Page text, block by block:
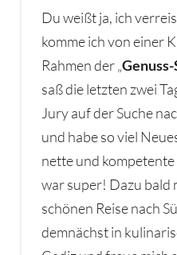
Du weißt ja, ich
komme ich von einer
Rahmen der „
saß die letzten zwei
Jury auf der Suche
und habe so viel
nette und
war super! Dazu bald
schönen Reise nach
demnächst in